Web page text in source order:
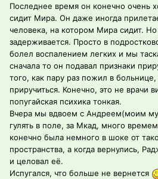
Последнее время он конечно очень
сидит Мира. Он даже иногда
человека, на котором Мира сидит.
задерживается. Просто в
болел воспалением легких и мы
сначала то он подавал признаки
того, как пару раз пожил в
приручиться. Конечно, это не врачи
попугайская психика тонкая.
Вчера мы вдвоем с Андреем(моим
гулять в поле, за Мкад, много
конечно была немного в шоке от
пространства, а когда вернулись,
и целовал её.
Испугался, что больше не вернется